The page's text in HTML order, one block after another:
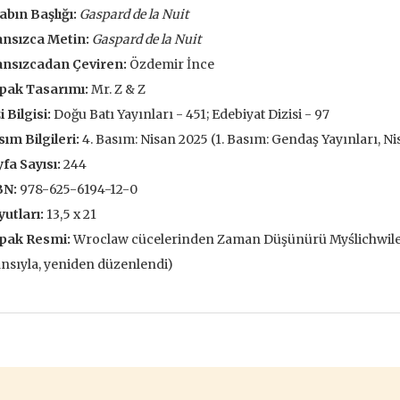
TL
TL
Kargoda
196,00 TL
280,00 TL
SEPETE EKLE
Başlığı: Gaspard de la Nuit
Metin: Gaspard de la Nuit
Çeviren: Özdemir İnce
Tasarımı: Mr. Z & Z
Bilgisi: Doğu Batı Yayınları - 451; Edebiyat Dizisi - 97
Bilgileri: 4. Basım: Nisan 2025 (1. Basım: Gendaş Yayınları,
Sayısı: 244
978-625-6194-12-0
13,5 x 21
Resmi:Wroclaw cücelerinden Zaman Düşünürü
yeniden düzenlendi)